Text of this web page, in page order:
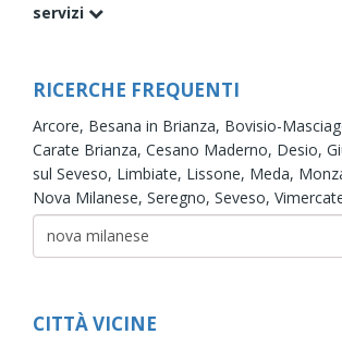
servizi
RICERCHE FREQUENTI
Arcore, Besana in Brianza, Bovisio-
Carate Brianza, Cesano Maderno, Desio,
sul Seveso, Limbiate, Lissone, Meda,
Nova Milanese, Seregno, Seveso,
CITTÀ VICINE